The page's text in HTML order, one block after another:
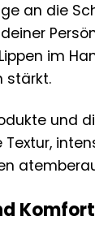
an die
im
stärkt.
und